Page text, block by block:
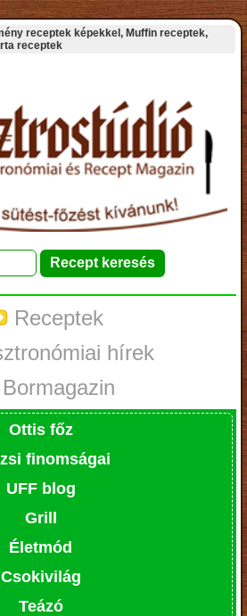
receptek képekkel, Muffin receptek,
receptek
Receptek
hírek
Bormagazin
Ottis főz
finomságai
UFF blog
Grill
Életmód
Csokivilág
Teázó